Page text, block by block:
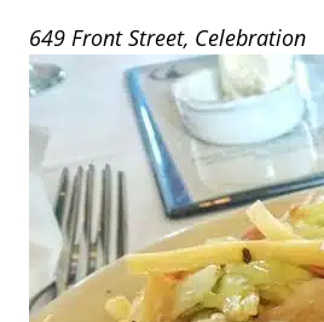
649 Front Street, Celebration